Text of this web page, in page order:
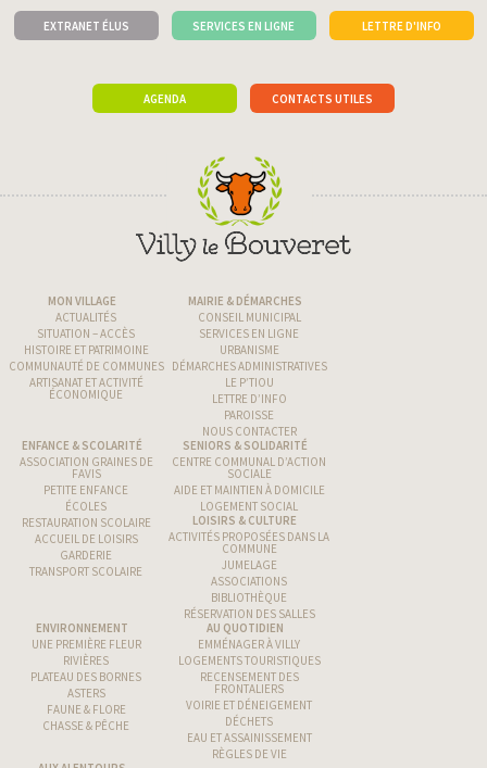
EXTRANET ÉLUS SERVICES EN LIGNE LETTRE D'INFO
AGENDA CONTACTS UTILES
MON VILLAGE
ACTUALITÉS
SITUATION – ACCÈS
HISTOIRE ET PATRIMOINE
COMMUNAUTÉ DE COMMUNES
ARTISANAT ET ACTIVITÉ
ÉCONOMIQUE
MAIRIE & DÉMARCHES
CONSEIL MUNICIPAL
SERVICES EN LIGNE
URBANISME
DÉMARCHES ADMINISTRATIVES
LE P’TIOU
LETTRE D’INFO
PAROISSE
NOUS CONTACTER
ENFANCE & SCOLARITÉ
ASSOCIATION GRAINES DE
FAVIS
PETITE ENFANCE
ÉCOLES
RESTAURATION SCOLAIRE
ACCUEIL DE LOISIRS
GARDERIE
TRANSPORT SCOLAIRE
SENIORS & SOLIDARITÉ
CENTRE COMMUNAL D’ACTION
SOCIALE
AIDE ET MAINTIEN À DOMICILE
LOGEMENT SOCIAL
LOISIRS & CULTURE
ACTIVITÉS PROPOSÉES DANS LA
COMMUNE
JUMELAGE
ASSOCIATIONS
BIBLIOTHÈQUE
RÉSERVATION DES SALLES
ENVIRONNEMENT
UNE PREMIÈRE FLEUR
RIVIÈRES
PLATEAU DES BORNES
ASTERS
FAUNE & FLORE
CHASSE & PÊCHE
AU QUOTIDIEN
EMMÉNAGER À VILLY
LOGEMENTS TOURISTIQUES
RECENSEMENT DES
FRONTALIERS
VOIRIE ET DÉNEIGEMENT
DÉCHETS
EAU ET ASSAINISSEMENT
RÈGLES DE VIE